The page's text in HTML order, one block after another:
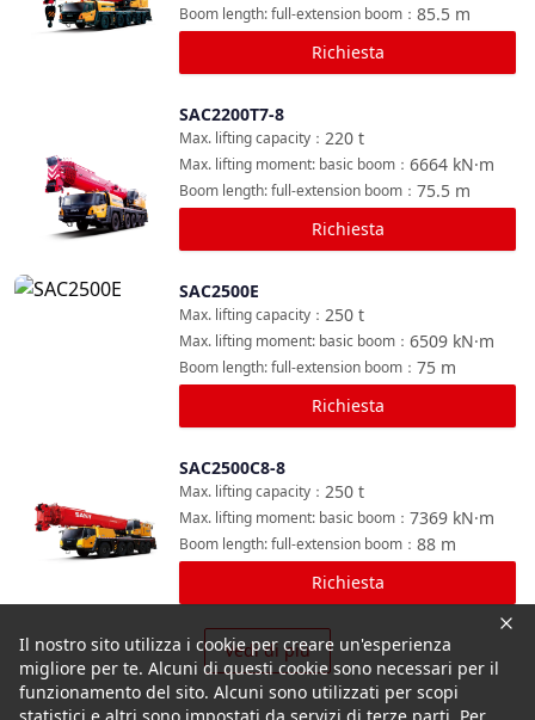
85.5 m
Boom length: full-extension boom ：
Richiesta
SAC2200T7-8
220 t
Max. lifting capacity ：
6664 kN·m
Max. lifting moment: basic boom ：
75.5 m
Boom length: full-extension boom ：
Richiesta
Confronta
SAC2500E
250 t
Max. lifting capacity ：
6509 kN·m
Max. lifting moment: basic boom ：
75 m
Boom length: full-extension boom ：
Richiesta
SAC2500C8-8
250 t
Max. lifting capacity ：
7369 kN·m
Max. lifting moment: basic boom ：
88 m
Boom length: full-extension boom ：
Richiesta
Vedi di più
Il nostro sito utilizza i cookie per creare un'esperienza
migliore per te. Alcuni di questi cookie sono necessari per il
funzionamento del sito. Alcuni sono utilizzati per scopi